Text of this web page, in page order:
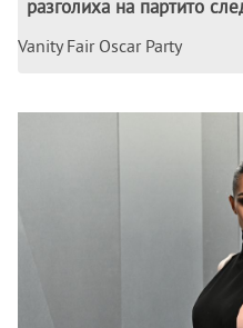
разголиха на партито
Vanity Fair Oscar Party